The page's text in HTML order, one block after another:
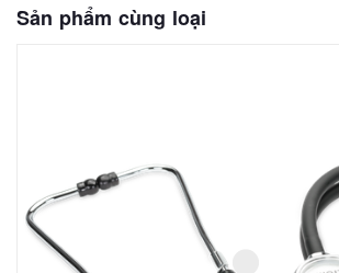
Sản phẩm cùng loại